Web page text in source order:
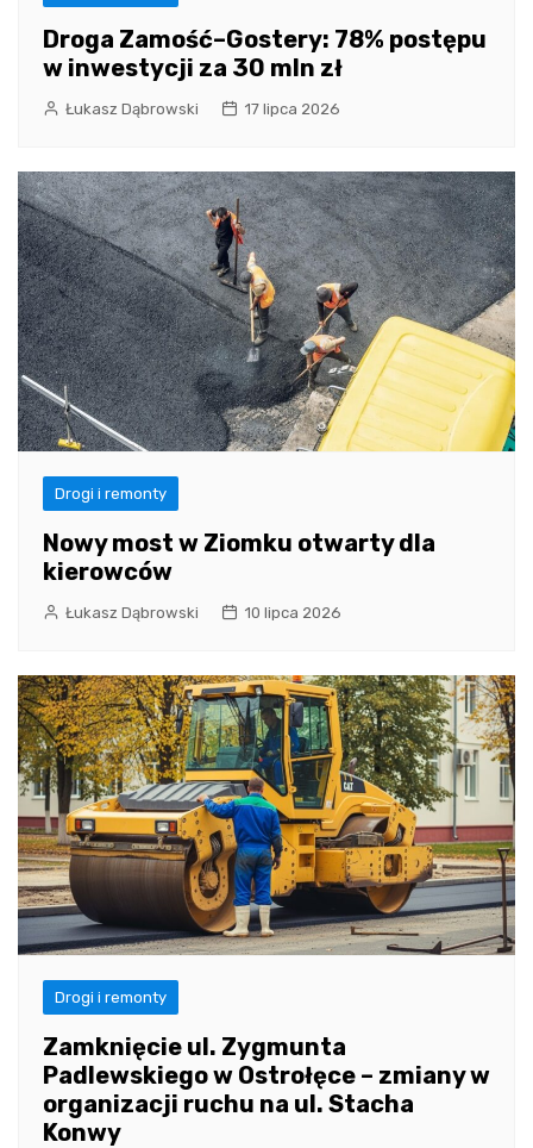
Droga Zamość–Gostery: 78% postępu
w inwestycji za 30 mln zł
Łukasz Dąbrowski 17 lipca 2026
Drogi i remonty
Nowy most w Ziomku otwarty dla
kierowców
Łukasz Dąbrowski 10 lipca 2026
Drogi i remonty
Zamknięcie ul. Zygmunta
Padlewskiego w Ostrołęce – zmiany w
organizacji ruchu na ul. Stacha
Konwy